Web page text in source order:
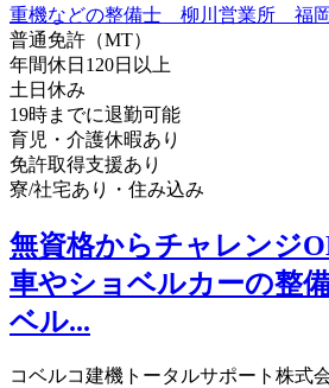
普通免許（MT）
年間休日120日以上
土日休み
19時までに退勤可能
育児・介護休暇あり
免許取得支援あり
寮/社宅あり・住み込み
無資格からチャレンジ
車やショベルカーの整
ベル...
コベルコ建機トータルサポート株式